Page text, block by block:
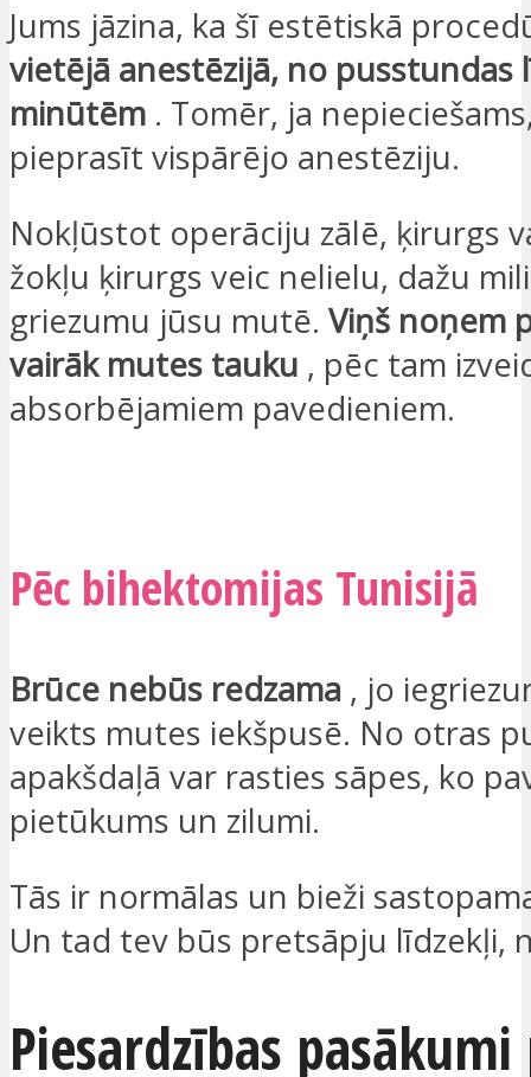
Jums jāzina, ka šī estētiskā
vietējā anestēzijā, no pusstundas
minūtēm . Tomēr, ja
pieprasīt vispārējo anestēziju.
Nokļūstot operāciju zālē, ķirurgs
žokļu ķirurgs veic nelielu, dažu
griezumu jūsu mutē. Viņš noņem
vairāk mutes tauku , pēc tam
absorbējamiem pavedieniem.
Pēc bihektomijas Tunisijā
Brūce nebūs redzama , jo
veikts mutes iekšpusē. No otras
apakšdaļā var rasties sāpes, ko
pietūkums un zilumi.
Tās ir normālas un bieži
Un tad tev būs pretsāpju līdzekļi,
Piesardzības pasākumi